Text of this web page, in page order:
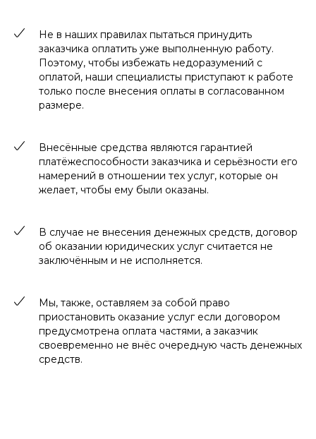
Не в наших правилах пытаться принудить
заказчика оплатить уже выполненную работу.
Поэтому, чтобы избежать недоразумений с
оплатой, наши специалисты приступают к работе
только после внесения оплаты в согласованном
размере.
Внесённые средства являются гарантией
платёжеспособности заказчика и серьёзности его
намерений в отношении тех услуг, которые он
желает, чтобы ему были оказаны.
В случае не внесения денежных средств, договор
об оказании юридических услуг считается не
заключённым и не исполняется.
Мы, также, оставляем за собой право
приостановить оказание услуг если договором
предусмотрена оплата частями, а заказчик
своевременно не внёс очередную часть денежных
средств.